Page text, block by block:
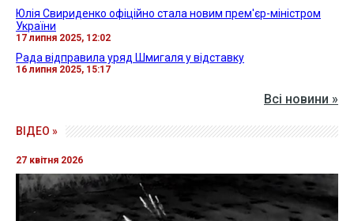
Юлія Свириденко офіційно стала новим прем'єр-міністром
України
17 липня 2025, 12:02
Рада відправила уряд Шмигаля у відставку
16 липня 2025, 15:17
Всі новини »
ВІДЕО »
27 квітня 2026